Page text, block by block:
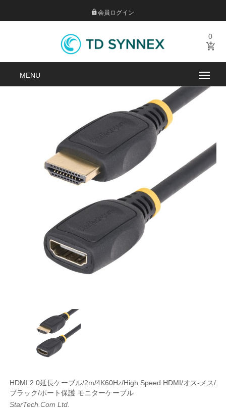
会員ログイン
0
HDMI 2.0延長ケーブル/2m/4K60Hz/High Speed HDMI/オス-メス/
ブラック/ポート保護 モニターケーブル
StarTech.com Ltd.